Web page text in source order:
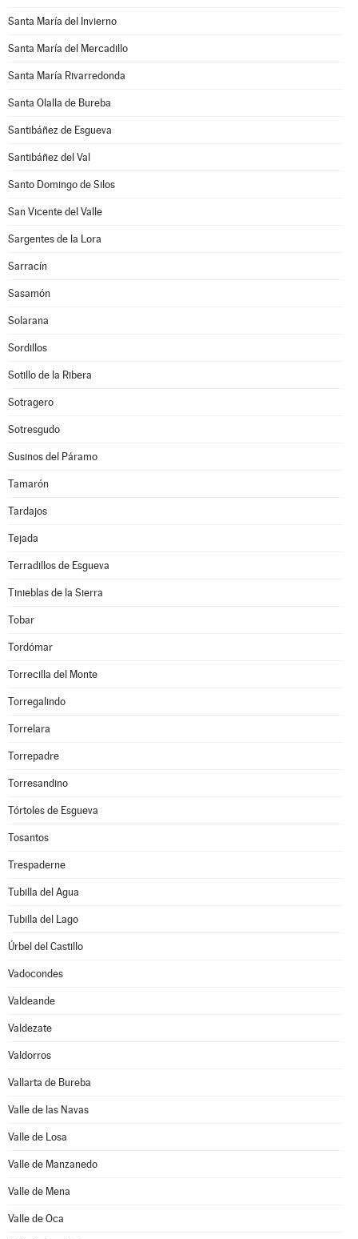
Santa María del Invierno
Santa María del Mercadillo
Santa María Rivarredonda
Santa Olalla de Bureba
Santibáñez de Esgueva
Santibáñez del Val
Santo Domingo de Silos
San Vicente del Valle
Sargentes de la Lora
Sarracín
Sasamón
Solarana
Sordillos
Sotillo de la Ribera
Sotragero
Sotresgudo
Susinos del Páramo
Tamarón
Tardajos
Tejada
Terradillos de Esgueva
Tinieblas de la Sierra
Tobar
Tordómar
Torrecilla del Monte
Torregalindo
Torrelara
Torrepadre
Torresandino
Tórtoles de Esgueva
Tosantos
Trespaderne
Tubilla del Agua
Tubilla del Lago
Úrbel del Castillo
Vadocondes
Valdeande
Valdezate
Valdorros
Vallarta de Bureba
Valle de las Navas
Valle de Losa
Valle de Manzanedo
Valle de Mena
Valle de Oca